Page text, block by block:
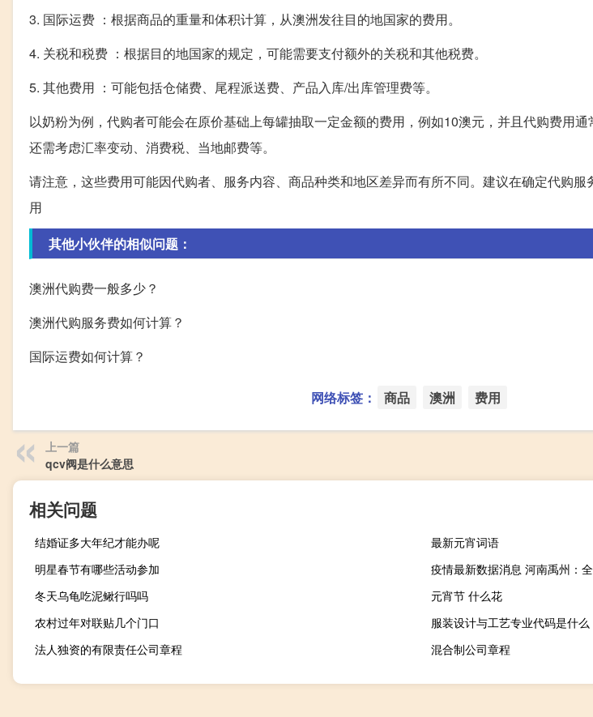
3. 国际运费 ：根据商品的重量和体积计算，从澳洲发往目的地国家的费用。
4. 关税和税费 ：根据目的地国家的规定，可能需要支付额外的关税和其他税费。
5. 其他费用 ：可能包括仓储费、尾程派送费、产品入库/出库管理费等。
以奶粉为例，代购者可能会在原价基础上每罐抽取一定金额的费用，例如10澳元，并且代购费用通
还需考虑汇率变动、消费税、当地邮费等。
请注意，这些费用可能因代购者、服务内容、商品种类和地区差异而有所不同。建议在确定代购
用
其他小伙伴的相似问题：
澳洲代购费一般多少？
澳洲代购服务费如何计算？
国际运费如何计算？
网络标签： 商品 澳洲 费用
上一篇
qcv阀是什么意思
相关问题
结婚证多大年纪才能办呢
最新元宵词语
明星春节有哪些活动参加
疫情最新数据消息 河南禹州：
冬天乌龟吃泥鳅行吗吗
元宵节 什么花
农村过年对联贴几个门口
服装设计与工艺专业代码是什么
法人独资的有限责任公司章程
混合制公司章程